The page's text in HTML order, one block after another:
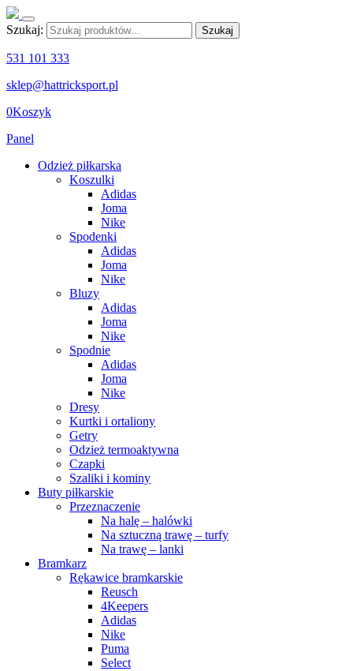
Szukaj: Szukaj
531 101 333
sklep@hattricksport.pl
0Koszyk
Panel
Odzież piłkarska
Koszulki
Adidas
Joma
Nike
Spodenki
Adidas
Joma
Nike
Bluzy
Adidas
Joma
Nike
Spodnie
Adidas
Joma
Nike
Dresy
Kurtki i ortaliony
Getry
Odzież termoaktywna
Czapki
Szaliki i kominy
Buty piłkarskie
Przeznaczenie
Na halę – halówki
Na sztuczną trawę – turfy
Na trawę – lanki
Bramkarz
Rękawice bramkarskie
Reusch
4Keepers
Adidas
Nike
Puma
Select